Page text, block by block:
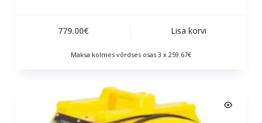
779.00€ Lisa korvi
Maksa kolmes võrdses osas 3 x 259.67€